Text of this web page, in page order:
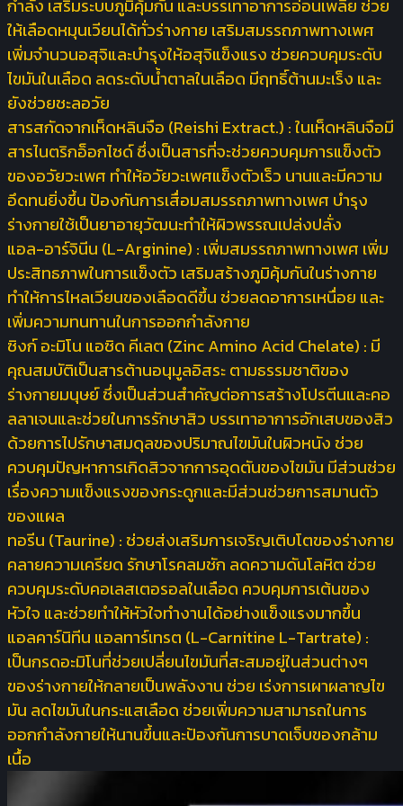
กำลัง เสริมระบบภูมิคุ้มกัน และบรรเทาอาการอ่อนเพลีย ช่วย
ให้เลือดหมุนเวียนได้ทั่วร่างกาย เสริมสมรรถภาพทางเพศ
เพิ่มจำนวนอสุจิและบำรุงให้อสุจิแข็งแรง ช่วยควบคุมระดับ
ไขมันในเลือด ลดระดับน้ำตาลในเลือด มีฤทธิ์ต้านมะเร็ง และ
ยังช่วยชะลอวัย
สารสกัดจากเห็ดหลินจือ (Reishi Extract.) :ในเห็ดหลินจือมี
สารไนตริกอ็อกไซด์ ซึ่งเป็นสารที่จะช่วยควบคุมการแข็งตัว
ของอวัยวะเพศ ทำให้อวัยวะเพศแข็งตัวเร็ว นานและมีความ
อึดทนยิ่งขึ้น ป้องกันการเสื่อมสมรรถภาพทางเพศ บำรุง
ร่างกายใช้เป็นยาอายุวัฒนะทำให้ผิวพรรณเปล่งปลั่ง
แอล-อาร์จินีน (L-Arginine) : เพิ่มสมรรถภาพทางเพศ เพิ่ม
ประสิทธภาพในการแข็งตัว เสริมสร้างภูมิคุ้มกันในร่างกาย
ทำให้การไหลเวียนของเลือดดีขึ้น ช่วยลดอาการเหนื่อย และ
เพิ่มความทนทานในการออกกำลังกาย
ซิงก์ อะมิโน แอซิด คีเลต (Zinc Amino Acid Chelate) : มี
คุณสมบัติเป็นสารต้านอนุมูลอิสระ ตามธรรมชาติของ
ร่างกายมนุษย์ ซึ่งเป็นส่วนสำคัญต่อการสร้างโปรตีนและคอ
ลลาเจนและช่วยในการรักษาสิว บรรเทาอาการอักเสบของสิว
ด้วยการไปรักษาสมดุลของปริมาณไขมันในผิวหนัง ช่วย
ควบคุมปัญหาการเกิดสิวจากการอุดตันของไขมัน มีส่วนช่วย
เรื่องความแข็งแรงของกระดูกและมีส่วนช่วยการสมานตัว
ของแผล
ทอรีน (Taurine) : ช่วยส่งเสริมการเจริญเติบโตของร่างกาย
คลายความเครียด รักษาโรคลมชัก ลดความดันโลหิต ช่วย
ควบคุมระดับคอเลสเตอรอลในเลือด ควบคุมการเต้นของ
หัวใจ และช่วยทำให้หัวใจทำงานได้อย่างแข็งแรงมากขึ้น
แอลคาร์นิทีน แอลทาร์เทรต (L-Carnitine L-Tartrate) :
เป็นกรดอะมิโนที่ช่วยเปลี่ยนไขมันที่สะสมอยู่ในส่วนต่างๆ
ของร่างกายให้กลายเป็นพลังงาน ช่วย เร่งการเผาผลาญไข
มัน ลดไขมันในกระแสเลือด ช่วยเพิ่มความสามารถในการ
ออกกำลังกายให้นานขึ้นและป้องกันการบาดเจ็บของกล้าม
เนื้อ